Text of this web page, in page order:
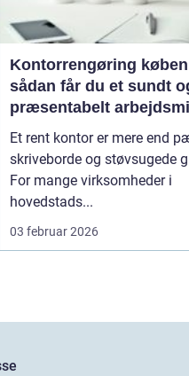
Kontorrengøring
sådan får du et sundt
præsentabelt
Et rent kontor er mere end
skriveborde og støvsugede
For mange virksomheder i
hovedstads...
03 februar 2026